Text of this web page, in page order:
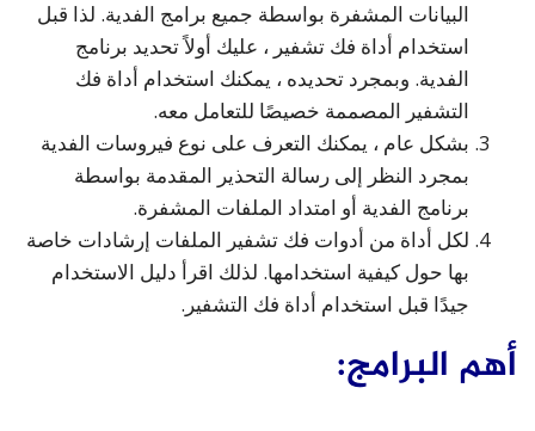
البيانات المشفرة بواسطة جميع برامج الفدية. لذا قبل
استخدام أداة فك تشفير ، عليك أولاً تحديد برنامج
الفدية. وبمجرد تحديده ، يمكنك استخدام أداة فك
التشفير المصممة خصيصًا للتعامل معه.
بشكل عام ، يمكنك التعرف على نوع فيروسات الفدية
بمجرد النظر إلى رسالة التحذير المقدمة بواسطة
برنامج الفدية أو امتداد الملفات المشفرة.
لكل أداة من أدوات فك تشفير الملفات إرشادات خاصة
بها حول كيفية استخدامها. لذلك اقرأ دليل الاستخدام
جيدًا قبل استخدام أداة فك التشفير.
أهم البرامج: